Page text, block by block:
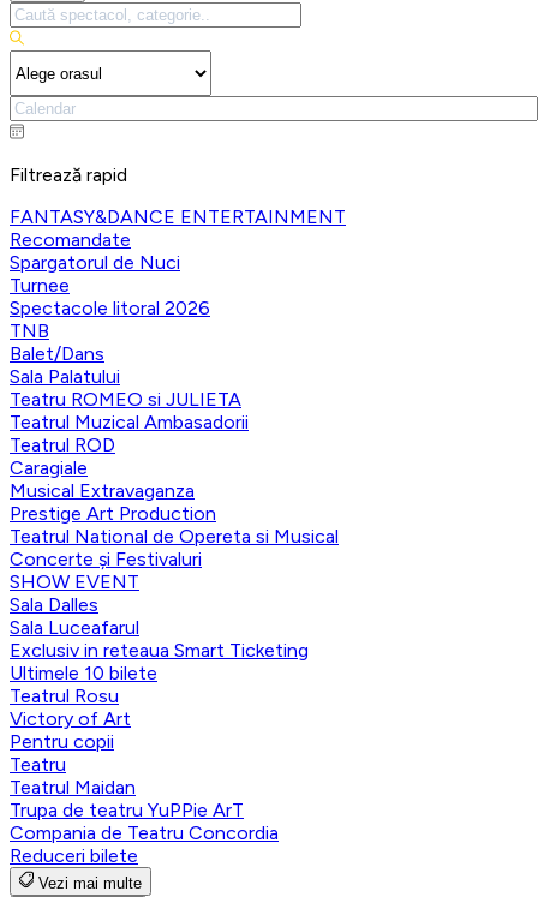
Filtrează rapid
FANTASY&DANCE ENTERTAINMENT
Recomandate
Spargatorul de Nuci
Turnee
Spectacole litoral 2026
TNB
Balet/Dans
Sala Palatului
Teatru ROMEO si JULIETA
Teatrul Muzical Ambasadorii
Teatrul ROD
Caragiale
Musical Extravaganza
Prestige Art Production
Teatrul National de Opereta si Musical
Concerte și Festivaluri
SHOW EVENT
Sala Dalles
Sala Luceafarul
Exclusiv in reteaua Smart Ticketing
Ultimele 10 bilete
Teatrul Rosu
Victory of Art
Pentru copii
Teatru
Teatrul Maidan
Trupa de teatru YuPPie ArT
Compania de Teatru Concordia
Reduceri bilete
Vezi mai multe